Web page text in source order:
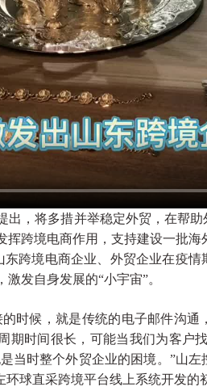
出，将多措并举稳定外贸，在帮
挥跨境电商作用，支持建设一批海
跨境电商企业、外贸企业在疫
发自身发展的“小宇宙”。
时候，就是传统的电子邮件沟
期时间很长，可能当我们为客户
当时整个外贸企业的困境。”山
环球直采跨境平台线上系统开发的